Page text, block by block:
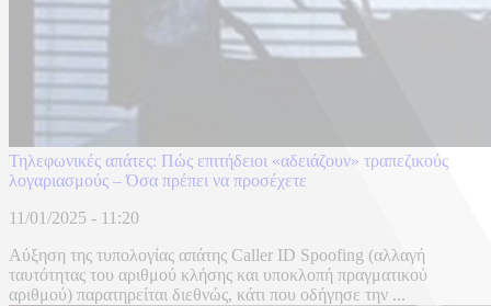
Τηλεφωνικές απάτες: Πώς επιτήδειοι «αδειάζουν» τραπεζικούς
λογαριασμούς – Όσα πρέπει να προσέχετε
11/01/2025 - 11:20
Αύξηση της τυπολογίας απάτης Caller ID Spoofing (αλλαγή
ταυτότητας του αριθμού κλήσης και υποκλοπή πραγματικού
αριθμού) παρατηρείται διεθνώς, κάτι που οδήγησε την ...